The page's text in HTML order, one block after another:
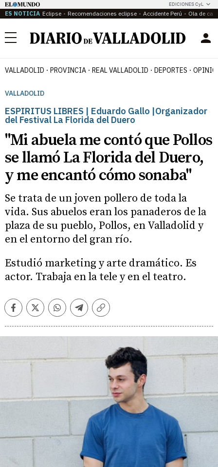
EDICIONES CyL
ES NOTICIA Eclipse Recomendaciones eclipse Accidente Perú Ola de
Menú
VALLADOLID PROVINCIA REAL VALLADOLID DEPORTES
VALLADOLID
ESPIRITUS LIBRES | Eduardo Gallo |Organizador
del Festival La Florida del Duero
"Mi abuela me contó que Pollos
se llamó La Florida del Duero,
y me encantó cómo sonaba"
Se trata de un joven pollero de toda la
vida. Sus abuelos eran los panaderos de la
plaza de su pueblo, Pollos, en Valladolid y
en el entorno del gran río.
Estudió marketing y arte dramático. Es
actor. Trabaja en la tele y en el teatro.
FacebookTwitterWhatsappTelegramCopiar